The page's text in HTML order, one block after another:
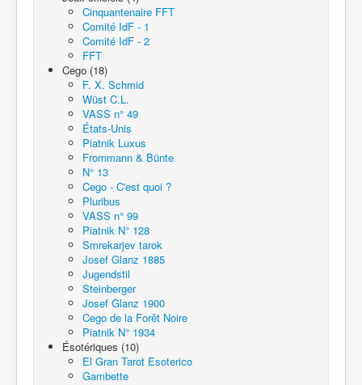
Cinquantenaire FFT
Comité IdF - 1
Comité IdF - 2
FFT
Cego (18)
F. X. Schmid
Wüst C.L.
VASS n° 49
États-Unis
Piatnik Luxus
Frommann & Bünte
N° 13
Cego - C'est quoi ?
Pluribus
VASS n° 99
Piatnik N° 128
Smrekarjev tarok
Josef Glanz 1885
Jugendstil
Steinberger
Josef Glanz 1900
Cego de la Forêt Noire
Piatnik N° 1934
Ésotériques (10)
El Gran Tarot Esoterico
Gambette